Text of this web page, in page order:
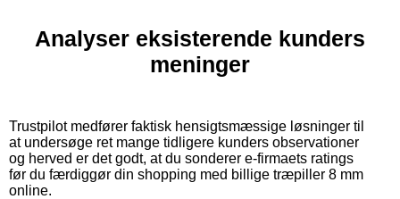
Analyser eksisterende kunders
meninger
Trustpilot medfører faktisk hensigtsmæssige løsninger til
at undersøge ret mange tidligere kunders observationer
og herved er det godt, at du sonderer e-firmaets ratings
før du færdiggør din shopping med billige træpiller 8 mm
online.